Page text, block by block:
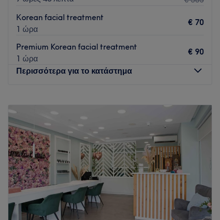
Κorean facial treatment
1 ώρα
€ 70
Premium Korean facial treatment
1 ώρα
€ 90
Περισσότερα για το κατάστημα
09:00–
Τετάρτη
09:00–20:00
Πέμπτη
09:00–20:00
Παρασκευή
09:00–20:00
Σάββατο
10:00–18:00
Κυριακή
Κλειστό
Το Elite Style είναι ένας μοντέρνος και φιλικός χώρος που
προσφέρει πλήθος υπηρεσιών ομορφιάς. Εκεί, θα
περιποιηθούν τα άκρα σου, το πρόσωπό σου, το σώμα σου